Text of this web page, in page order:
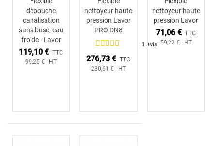
débouche
canalisation
sans buse, eau
froide - Lavor
119,10 € TTC
99,25 € HT
nettoyeur haute
pression Lavor
PRO DN8
1 avis
276,73 € TTC
230,61 € HT
nettoyeur haute
pression Lavor
71,06 € TTC
59,22 € HT